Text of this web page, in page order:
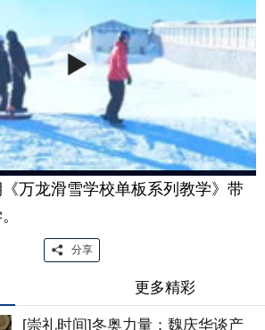
万龙滑雪学校单板系列教学》带
分享
更多精彩
[崇礼时间]冬奥力量：魏庆华谈产